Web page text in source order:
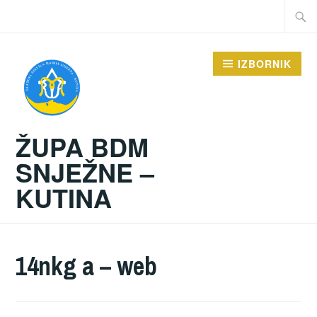
Traži:
ŽUPA BDM
SNJEŽNE –
KUTINA
IZBORNIK
14nkg a – web